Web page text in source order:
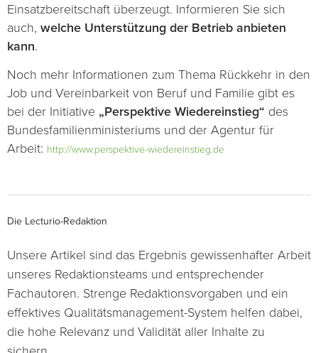
Einsatzbereitschaft überzeugt. Informieren Sie sich
auch, welche Unterstützung der Betrieb anbieten
kann.
Noch mehr Informationen zum Thema Rückkehr in den
Job und Vereinbarkeit von Beruf und Familie gibt es
bei der Initiative „Perspektive Wiedereinstieg“ des
Bundesfamilienministeriums und der Agentur für
Arbeit: http://www.perspektive-wiedereinstieg.de
Die Lecturio-Redaktion
Unsere Artikel sind das Ergebnis gewissenhafter Arbeit
unseres Redaktionsteams und entsprechender
Fachautoren. Strenge Redaktionsvorgaben und ein
effektives Qualitätsmanagement-System helfen dabei,
die hohe Relevanz und Validität aller Inhalte zu